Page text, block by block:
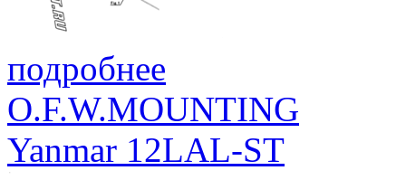
подробнее
O.F.W.MOUNTING
Yanmar 12LAL-ST